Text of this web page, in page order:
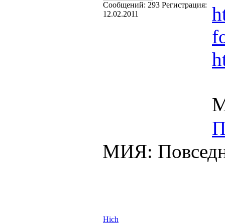
Cообщений: 293 Регистрация:
12.02.2011
МИЯ:
Hich